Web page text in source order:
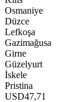
Osmaniye
Düzce
Lefkoşa
Gazimağusa
Girne
Güzelyurt
İskele
Pristina
USD47,71